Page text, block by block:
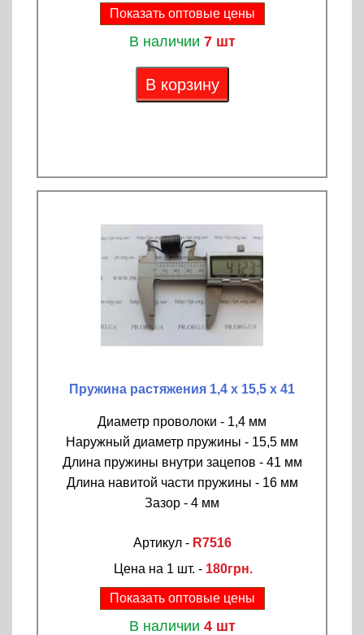
Показать оптовые цены
В наличии 7 шт
В корзину
Пружина растяжения 1,4 х 15,5 х 41
Диаметр проволоки - 1,4 мм
Наружный диаметр пружины - 15,5 мм
Длина пружины внутри зацепов - 41 мм
Длина навитой части пружины - 16 мм
Зазор - 4 мм
Артикул - R7516
Цена на 1 шт. - 180грн.
Показать оптовые цены
В наличии 4 шт